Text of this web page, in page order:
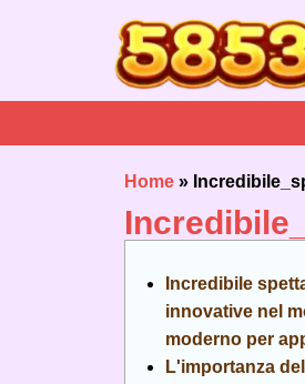
Home »
Incredibile
innovative nel
moderno per
L'importanza